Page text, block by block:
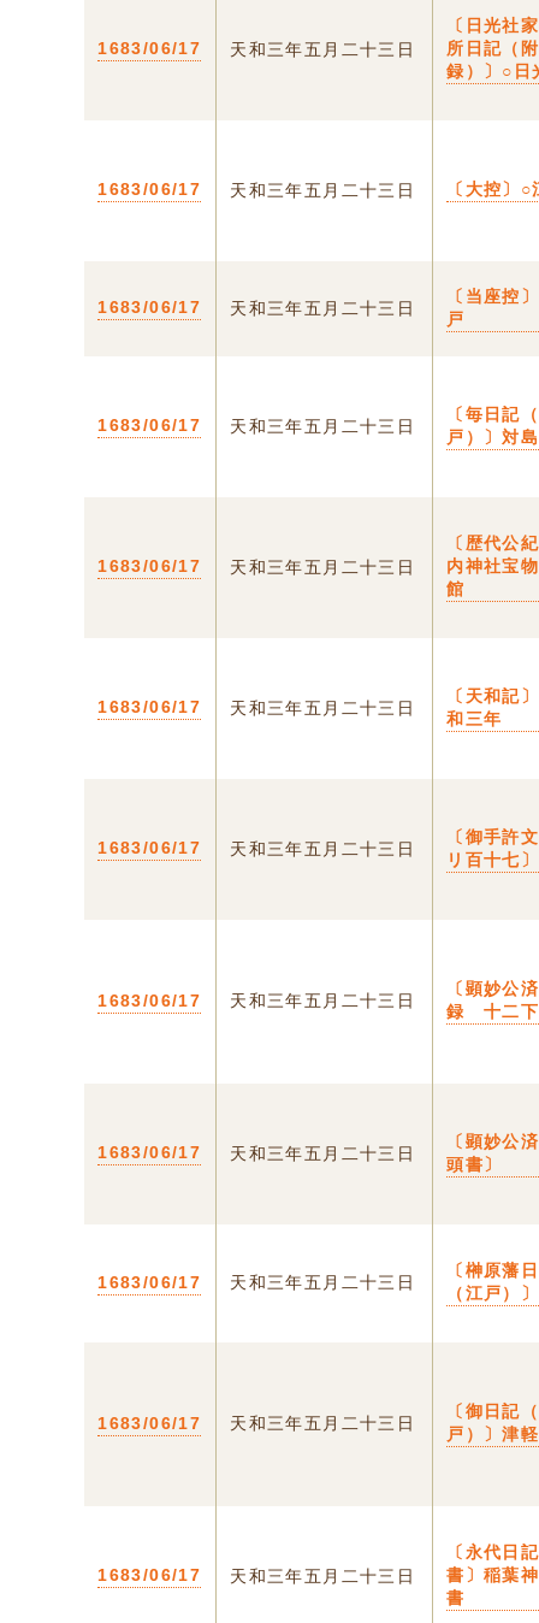
1683/06/17 天和三年五月二十三日
〔日光社
所日記（附
録）〕○日
1683/06/17 天和三年五月二十三日 〔大控〕○
1683/06/17 天和三年五月二十三日
〔当座控
戸
1683/06/17 天和三年五月二十三日
〔毎日記
戸）〕対
1683/06/17 天和三年五月二十三日
〔歴代公
内神社宝
館
1683/06/17 天和三年五月二十三日
〔天和記
和三年
1683/06/17 天和三年五月二十三日
〔御手
リ百十七〕
1683/06/17 天和三年五月二十三日
〔顕妙公
録 十二
1683/06/17 天和三年五月二十三日
〔顕妙公
頭書〕
1683/06/17 天和三年五月二十三日
〔榊原藩
（江戸）〕
1683/06/17 天和三年五月二十三日
〔御日記
戸）〕津
1683/06/17 天和三年五月二十三日
〔永代日
書〕稲葉
書